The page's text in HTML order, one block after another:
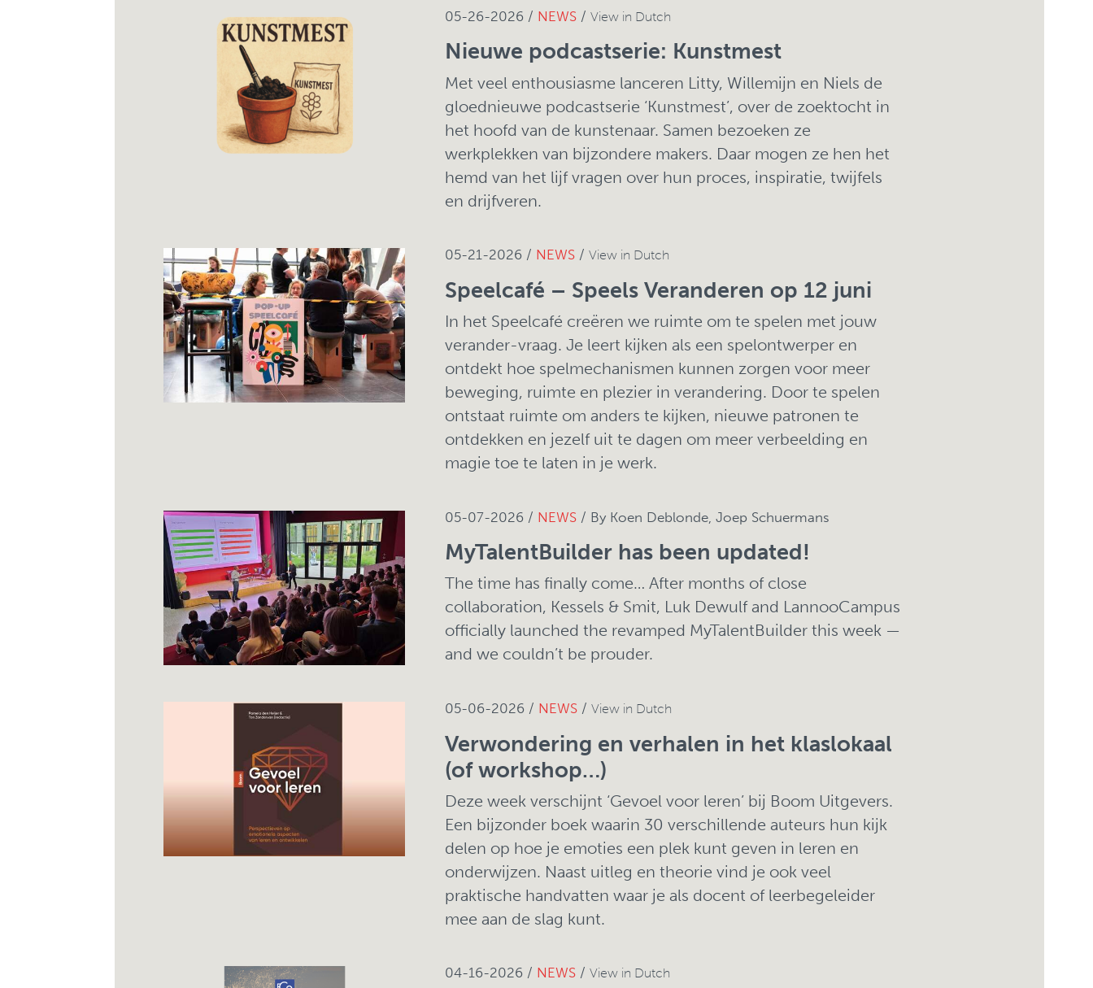
05-26-2026 / NEWS / View in Dutch
Nieuwe podcastserie: Kunstmest
Met veel enthousiasme lanceren Litty, Willemijn en Niels de
gloednieuwe podcastserie ‘Kunstmest’, over de zoektocht in
het hoofd van de kunstenaar. Samen bezoeken ze
werkplekken van bijzondere makers. Daar mogen ze hen het
hemd van het lijf vragen over hun proces, inspiratie, twijfels
en drijfveren.
05-21-2026 / NEWS / View in Dutch
Speelcafé – Speels Veranderen op 12 juni
In het Speelcafé creëren we ruimte om te spelen met jouw
verander-vraag. Je leert kijken als een spelontwerper en
ontdekt hoe spelmechanismen kunnen zorgen voor meer
beweging, ruimte en plezier in verandering. Door te spelen
ontstaat ruimte om anders te kijken, nieuwe patronen te
ontdekken en jezelf uit te dagen om meer verbeelding en
magie toe te laten in je werk.
05-07-2026 / NEWS / By Koen Deblonde, Joep Schuermans
MyTalentBuilder has been updated!
The time has finally come… After months of close
collaboration, Kessels & Smit, Luk Dewulf and LannooCampus
officially launched the revamped MyTalentBuilder this week —
and we couldn’t be prouder.
05-06-2026 / NEWS / View in Dutch
Verwondering en verhalen in het klaslokaal
(of workshop…)
Deze week verschijnt ‘Gevoel voor leren’ bij Boom Uitgevers.
Een bijzonder boek waarin 30 verschillende auteurs hun kijk
delen op hoe je emoties een plek kunt geven in leren en
onderwijzen. Naast uitleg en theorie vind je ook veel
praktische handvatten waar je als docent of leerbegeleider
mee aan de slag kunt.
04-16-2026 / NEWS / View in Dutch